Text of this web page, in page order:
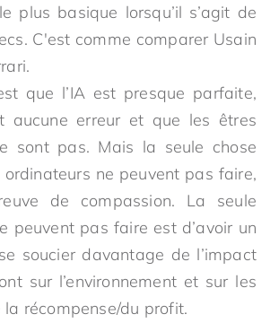
plus basique lorsqu’il s’agit de
C'est comme comparer Usain
que l’IA est presque parfaite,
aucune erreur et que les êtres
sont pas. Mais la seule chose
ordinateurs ne peuvent pas faire,
de compassion. La seule
peuvent pas faire est d’avoir un
soucier davantage de l’impact
sur l’environnement et sur les
récompense/du profit.